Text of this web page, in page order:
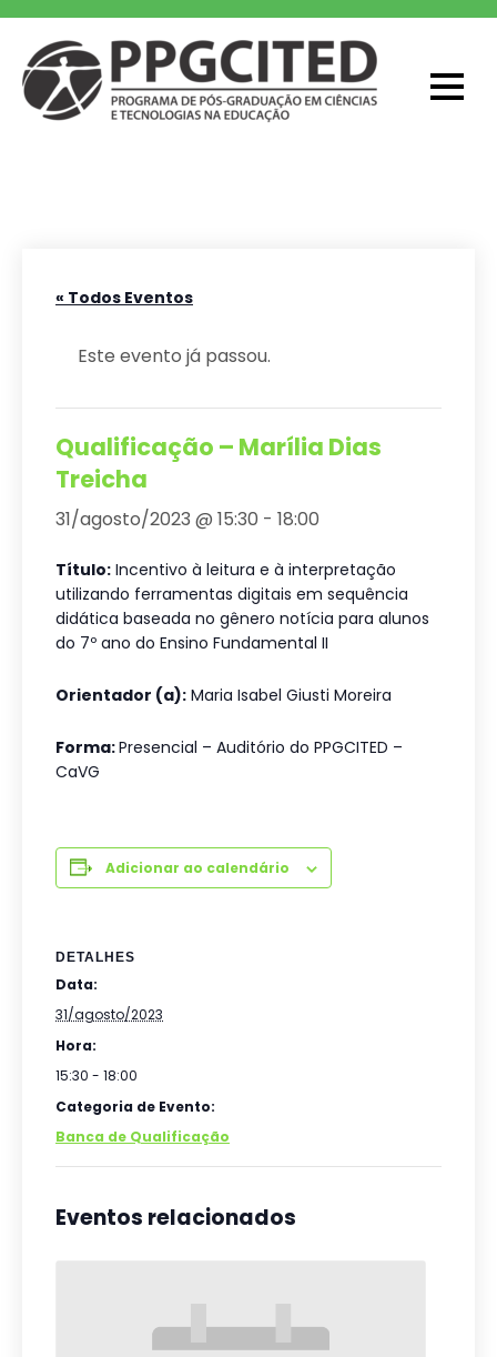
Skip
content
« Todos Eventos
Este evento já passou.
Qualificação – Marília Dias
Treicha
31/agosto/2023 @ 15:30 - 18:00
Título: Incentivo à leitura e à interpretação
utilizando ferramentas digitais em sequência
didática baseada no gênero notícia para alunos
do 7º ano do Ensino Fundamental II
Orientador (a): Maria Isabel Giusti Moreira
Forma:Presencial – Auditório do PPGCITED –
CaVG
Adicionar ao calendário
DETALHES
Data:
31/agosto/2023
Hora:
15:30 - 18:00
Categoria de Evento:
Banca de Qualificação
Eventos relacionados